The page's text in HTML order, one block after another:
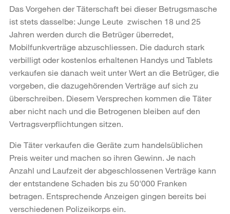
Das Vorgehen der Täterschaft bei dieser Betrugsmasche
ist stets dasselbe: Junge Leute zwischen 18 und 25
Jahren werden durch die Betrüger überredet,
Mobilfunkverträge abzuschliessen. Die dadurch stark
verbilligt oder kostenlos erhaltenen Handys und Tablets
verkaufen sie danach weit unter Wert an die Betrüger, die
vorgeben, die dazugehörenden Verträge auf sich zu
überschreiben. Diesem Versprechen kommen die Täter
aber nicht nach und die Betrogenen bleiben auf den
Vertragsverpflichtungen sitzen.
Die Täter verkaufen die Geräte zum handelsüblichen
Preis weiter und machen so ihren Gewinn. Je nach
Anzahl und Laufzeit der abgeschlossenen Verträge kann
der entstandene Schaden bis zu 50'000 Franken
betragen. Entsprechende Anzeigen gingen bereits bei
verschiedenen Polizeikorps ein.